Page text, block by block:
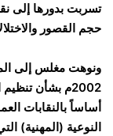
تسربت بدورها إلى
حجم القصور
2002م بشأن
أساساً بالنقابات
النوعية (المهنية)